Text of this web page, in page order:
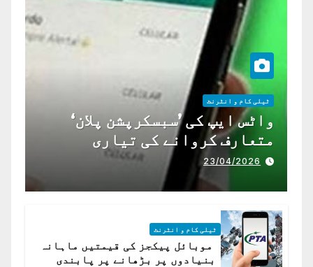
ٹیلی کام و انٹرنٹ
واٹس ایپ کی ’سبسکرپشن پلان‘
متعارف کروانے کی تیاری
23/04/2026
ٹیلی کام و انٹرنٹ
موبائل پیکجز کی قیمتیں ماہانہ
بنیادوں پر بڑھانے پر پابندی